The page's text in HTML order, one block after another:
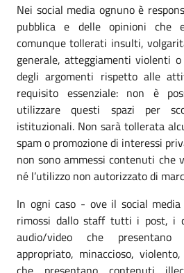
Nei social media ognuno è
pubblica e delle opinioni che
comunque tollerati insulti,
generale, atteggiamenti violenti o
degli argomenti rispetto alle
requisito essenziale: non è
utilizzare questi spazi per
istituzionali. Non sarà tollerata
spam o promozione di interessi
non sono ammessi contenuti che
né l’utilizzo non autorizzato di
In ogni caso - ove il social
rimossi dallo staff tutti i post, i
audio/video che
appropriato, minaccioso,